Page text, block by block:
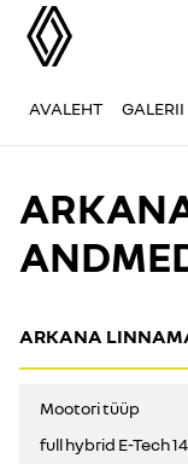
AVALEHT GALERII
ARKANA
Mootori tüüp
full hybrid E-Tech